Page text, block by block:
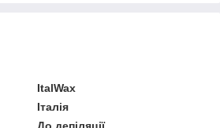
ItalWax
Італія